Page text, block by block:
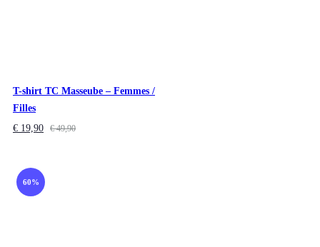
T-shirt TC Masseube – Femmes /
Filles
€ 19,90 €49,90
60%